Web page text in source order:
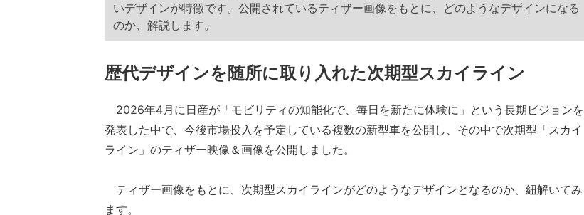
いデザインが特徴です。公開されているティザー画像をもとに、どのようなデザインになる
のか、解説します。
歴代デザインを随所に取り入れた次期型スカイライン
2026年4月に日産が「モビリティの知能化で、毎日を新たに体験に」という長期ビジョンを
発表した中で、今後市場投入を予定している複数の新型車を公開し、その中で次期型「スカイ
ライン」のティザー映像＆画像を公開しました。
ティザー画像をもとに、次期型スカイラインがどのようなデザインとなるのか、紐解いてみ
ます。